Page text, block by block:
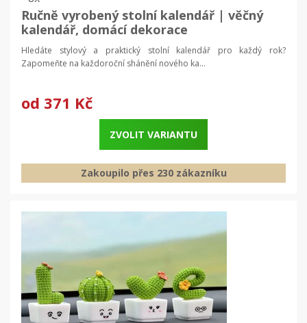
Ručně vyrobený stolní kalendář | věčný
kalendář, domácí dekorace
Hledáte stylový a praktický stolní kalendář pro každý rok?
Zapomeňte na každoroční shánění nového ka...
od 371 Kč
ZVOLIT VARIANTU
Zakoupilo přes 230 zákazníku